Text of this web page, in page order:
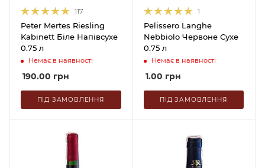
117
Peter Mertes Riesling
Kabinett Біле Напівсухе
0.75 л
Немає в наявності
190.00 грн
ПІД ЗАМОВЛЕННЯ
1
Pelissero Langhe
Nebbiolo Червоне Сухе
0.75 л
Немає в наявності
1.00 грн
ПІД ЗАМОВЛЕННЯ